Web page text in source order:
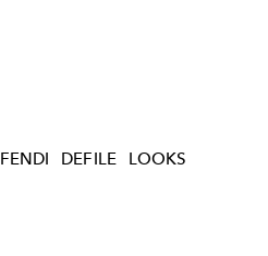
FENDI DEFILE
LOOKS